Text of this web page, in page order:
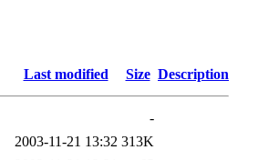
Last modified Size Description
-
2003-11-21 13:32 313K